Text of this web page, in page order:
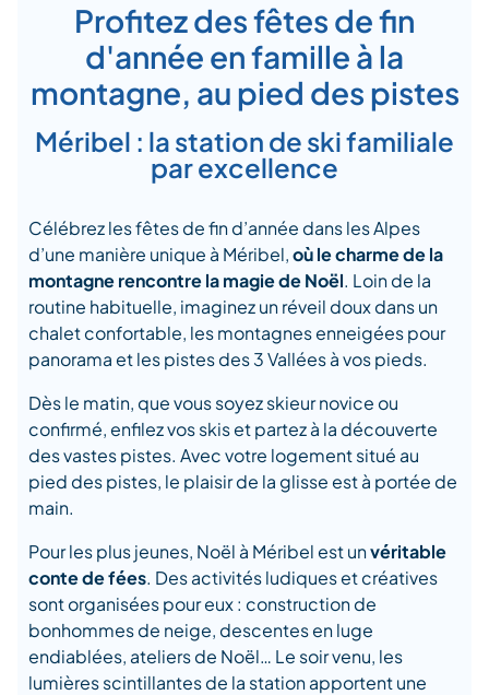
Profitez des fêtes de fin
d'année en famille à la
montagne, au pied des pistes
Méribel : la station de ski familiale
par excellence
Célébrez les fêtes de fin d’année dans les Alpes
d’une manière unique à Méribel,où le charme de la
montagne rencontre la magie de Noël. Loin de la
routine habituelle, imaginez un réveil doux dans un
chalet confortable, les montagnes enneigées pour
panorama et les pistes des 3 Vallées à vos pieds.
Dès le matin, que vous soyez skieur novice ou
confirmé, enfilez vos skis et partez à la découverte
des vastes pistes. Avec votre logement situé au
pied des pistes, le plaisir de la glisse est à portée de
main.
Pour les plus jeunes, Noël à Méribel est unvéritable
conte de fées. Des activités ludiques et créatives
sont organisées pour eux : construction de
bonhommes de neige, descentes en luge
endiablées, ateliers de Noël… Le soir venu, les
lumières scintillantes de la station apportent une